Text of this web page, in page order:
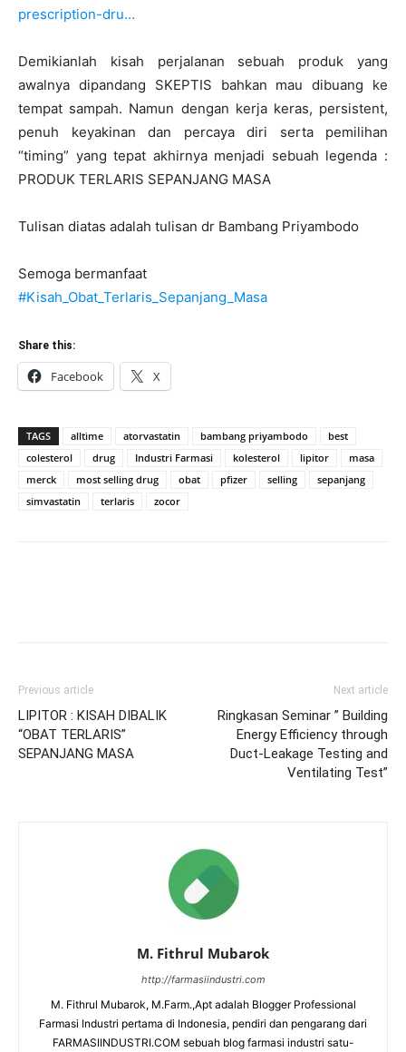
prescription-dru…
Demikianlah kisah perjalanan sebuah produk yang
awalnya dipandang SKEPTIS bahkan mau dibuang ke
tempat sampah. Namun dengan kerja keras, persistent,
penuh keyakinan dan percaya diri serta pemilihan
“timing” yang tepat akhirnya menjadi sebuah legenda :
PRODUK TERLARIS SEPANJANG MASA
Tulisan diatas adalah tulisan dr Bambang Priyambodo
Semoga bermanfaat
#Kisah_Obat_Terlaris_Sepanjang_Masa
Share this:
Facebook X
TAGS alltime atorvastatin bambang priyambodo
best
colesterol
drug Industri Farmasi kolesterol lipitor
masa
merck
most selling drug obat pfizer selling
sepanjang
simvastatin
terlaris zocor
Previous article
LIPITOR : KISAH DIBALIK
“OBAT TERLARIS”
SEPANJANG MASA
Next article
Ringkasan Seminar ” Building
Energy Efficiency through
Duct-Leakage Testing and
Ventilating Test”
M. Fithrul Mubarok
http://farmasiindustri.com
M. Fithrul Mubarok, M.Farm.,Apt adalah Blogger Professional
Farmasi Industri pertama di Indonesia, pendiri dan pengarang dari
FARMASIINDUSTRI.COM sebuah blog farmasi industri satu-